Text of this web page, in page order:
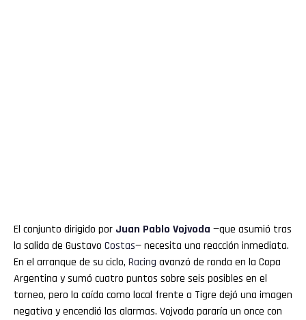
El conjunto dirigido por Juan Pablo Vojvoda —que asumió tras
la salida de Gustavo Costas— necesita una reacción inmediata.
En el arranque de su ciclo, Racing avanzó de ronda en la Copa
Argentina y sumó cuatro puntos sobre seis posibles en el
torneo, pero la caída como local frente a Tigre dejó una imagen
negativa y encendió las alarmas. Vojvoda pararía un once con